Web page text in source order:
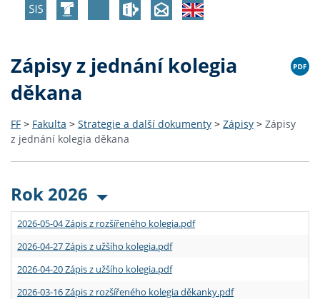
Zápisy z jednání kolegia
děkana
FF > Fakulta > Strategie a další dokumenty > Zápisy > Zápisy
z jednání kolegia děkana
Rok 2026
2026-05-04 Zápis z rozšířeného kolegia.pdf
2026-04-27 Zápis z užšího kolegia.pdf
2026-04-20 Zápis z užšího kolegia.pdf
2026-03-16 Zápis z rozšířeného kolegia děkanky.pdf